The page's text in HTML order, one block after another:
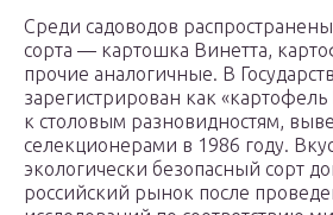
Среди садоводов
сорта — картошка Винетта,
прочие аналогичные. В
зарегистрирован как «картофель
к столовым разновидностям,
селекционерами в 1986 году.
экологически безопасный сорт
российский рынок после